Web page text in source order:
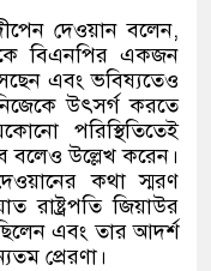
দেওয়ান বলেন,
বিএনপির একজন
এবং ভবিষ্যতেও
উৎসর্গ করতে
পরিস্থিতিতেই
বলেও উল্লেখ করেন।
কথা স্মরণ
রাষ্ট্রপতি জিয়াউর
এবং তার আদর্শ
প্রেরণা।